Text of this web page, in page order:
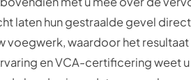
laten hun gestraalde gevel
voegwerk, waardoor het
en VCA-certificering weet